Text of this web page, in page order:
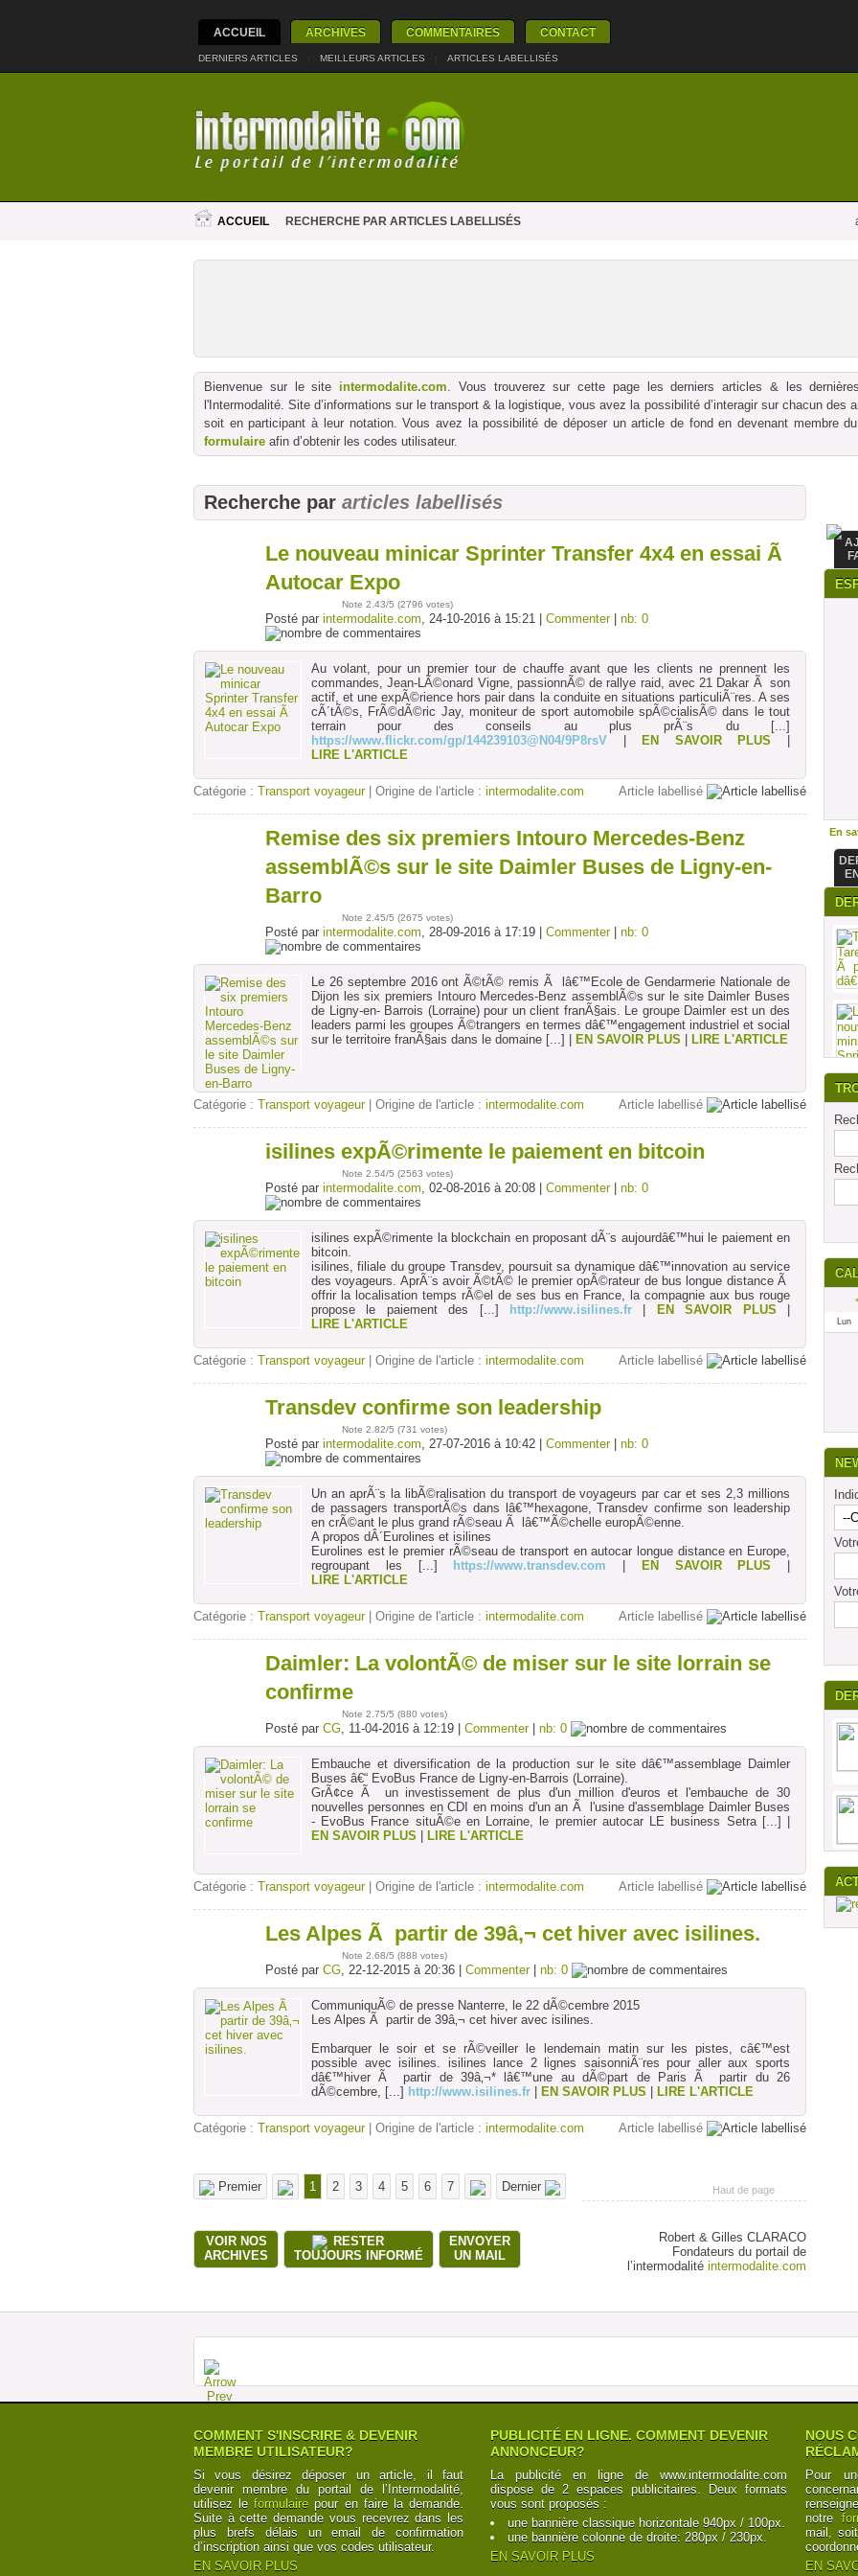
ACCUEIL ARCHIVES COMMENTAIRES CONTACT
DERNIERS ARTICLES | MEILLEURS ARTICLES | ARTICLES LABELLISÉS
ACCUEIL RECHERCHE PAR ARTICLES LABELLISÉS
Bienvenue sur le site intermodalite.com. Vous trouverez sur cette page les derniers articles & les
l'Intermodalité. Site d’informations sur le transport & la logistique, vous avez la possibilité d’interagir sur chacun des
soit en participant à leur notation. Vous avez la possibilité de déposer un article de fond en devenant membre
formulaire afin d’obtenir les codes utilisateur.
Recherche par articles labellisés
Le nouveau minicar Sprinter Transfer 4x4 en essai Ã
Autocar Expo
Note 2.43/5 (2796 votes)
Posté par intermodalite.com, 24-10-2016 à 15:21 | Commenter| nb: 0
Au volant, pour un premier tour de chauffe avant que les clients ne prennent les
commandes, Jean-LÃ©onard Vigne, passionnÃ© de rallye raid, avec 21 Dakar Ã son
actif, et une expÃ©rience hors pair dans la conduite en situations particuliÃ¨res. A ses
cÃ´tÃ©s, FrÃ©dÃ©ric Jay, moniteur de sport automobile spÃ©cialisÃ© dans le tout
terrain pour des conseils au plus prÃ¨s du[...]
https://www.flickr.com/gp/144239103@N04/9P8rsV
EN SAVOIR PLUS
LIRE L'ARTICLE
Catégorie : Transport voyageur| Origine de l'article : intermodalite.com Article labellisé
Remise des six premiers Intouro Mercedes-Benz
assemblÃ©s sur le site Daimler Buses de Ligny-en-
Barro
Note 2.45/5 (2675 votes)
Posté par intermodalite.com, 28-09-2016 à 17:19 | Commenter| nb: 0
Le 26 septembre 2016 ont Ã©tÃ© remis Ã lâ€™Ecole de Gendarmerie Nationale de
Dijon les six premiers Intouro Mercedes-Benz assemblÃ©s sur le site Daimler Buses
de Ligny-en- Barrois (Lorraine) pour un client franÃ§ais. Le groupe Daimler est un des
leaders parmi les groupes Ã©trangers en termes dâ€™engagement industriel et social
sur le territoire franÃ§ais dans le domaine [...] EN SAVOIR PLUS LIRE L'ARTICLE
Catégorie : Transport voyageur| Origine de l'article : intermodalite.com Article labellisé
isilines expÃ©rimente le paiement en bitcoin
Note 2.54/5 (2563 votes)
Posté par intermodalite.com, 02-08-2016 à 20:08 | Commenter| nb: 0
isilines expÃ©rimente la blockchain en proposant dÃ¨s aujourdâ€™hui le paiement en
bitcoin.
isilines, filiale du groupe Transdev, poursuit sa dynamique dâ€™innovation au service
des voyageurs. AprÃ¨s avoir Ã©tÃ© le premier opÃ©rateur de bus longue distance Ã
offrir la localisation temps rÃ©el de ses bus en France, la compagnie aux bus rouge
propose le paiement des [...] http://www.isilines.fr EN SAVOIR PLUS
LIRE L'ARTICLE
Catégorie : Transport voyageur| Origine de l'article : intermodalite.com Article labellisé
Transdev confirme son leadership
Note 2.82/5 (731 votes)
Posté par intermodalite.com, 27-07-2016 à 10:42 | Commenter| nb: 0
Un an aprÃ¨s la libÃ©ralisation du transport de voyageurs par car et ses 2,3 millions
de passagers transportÃ©s dans lâ€™hexagone, Transdev confirme son leadership
en crÃ©ant le plus grand rÃ©seau Ã lâ€™Ã©chelle europÃ©enne.
A propos dÂ´Eurolines et isilines
Eurolines est le premier rÃ©seau de transport en autocar longue distance en Europe,
regroupant les [...] https://www.transdev.com EN SAVOIR PLUS
LIRE L'ARTICLE
Catégorie : Transport voyageur| Origine de l'article : intermodalite.com Article labellisé
Daimler: La volontÃ© de miser sur le site lorrain se
confirme
Note 2.75/5 (880 votes)
Posté par CG, 11-04-2016 à 12:19 | Commenter| nb: 0
Embauche et diversification de la production sur le site dâ€™assemblage Daimler
Buses â€“ EvoBus France de Ligny-en-Barrois (Lorraine).
GrÃ¢ce Ã un investissement de plus d'un million d'euros et l'embauche de 30
nouvelles personnes en CDI en moins d'un an Ã l'usine d'assemblage Daimler Buses
- EvoBus France situÃ©e en Lorraine, le premier autocar LE business Setra[...]
EN SAVOIR PLUS
LIRE L'ARTICLE
Catégorie : Transport voyageur| Origine de l'article : intermodalite.com Article labellisé
Les Alpes Ã partir de 39â‚¬ cet hiver avec isilines.
Note 2.68/5 (888 votes)
Posté par CG, 22-12-2015 à 20:36 | Commenter| nb: 0
CommuniquÃ© de presse Nanterre, le 22 dÃ©cembre 2015
Les Alpes Ã partir de 39â‚¬ cet hiver avec isilines.
Embarquer le soir et se rÃ©veiller le lendemain matin sur les pistes, câ€™est
possible avec isilines. isilines lance 2 lignes saisonniÃ¨res pour aller aux sports
dâ€™hiver Ã partir de 39â‚¬* lâ€™une au dÃ©part de Paris Ã partir du 26
dÃ©cembre, [...] http://www.isilines.fr EN SAVOIR PLUS LIRE L'ARTICLE
Catégorie : Transport voyageur| Origine de l'article : intermodalite.com Article labellisé
Premier 1 2 3 4 5 6 7 Dernier Haut de page
VOIR NOS
ARCHIVES
RESTER
TOUJOURS INFORMÉ
ENVOYER
UN MAIL
Robert & Gilles CLARACO
Fondateurs du portail de
l’intermodalité intermodalite.com
En
Lun
COMMENT S'INSCRIRE & DEVENIR
MEMBRE UTILISATEUR?
Si vous désirez déposer un article, il faut
devenir membre du portail de l’Intermodalité,
utilisez leformulaire pour en faire la demande.
Suite à cette demande vous recevrez dans les
plus brefs délais un email de confirmation
d’inscription ainsi que vos codes utilisateur.
EN SAVOIR PLUS
PUBLICITÉ EN LIGNE. COMMENT DEVENIR
ANNONCEUR?
La publicité en ligne de www.intermodalite.com
dispose de 2 espaces publicitaires. Deux formats
vous sont proposés :
une bannière classique horizontale 940px / 100px.
une bannière colonne de droite: 280px / 230px.
EN SAVOIR PLUS
NOUS
Pour
notre
mail,
EN